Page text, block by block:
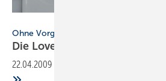
Ohne Vorgaben und Konventionen
Die Lovegrove-DNA
22.04.2009